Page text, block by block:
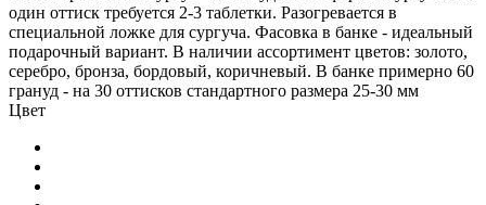
один оттиск требуется 2-3 таблетки. Разогревается в
специальной ложке для сургуча. Фасовка в банке - идеальный
подарочный вариант. В наличии ассортимент цветов: золото,
серебро, бронза, бордовый, коричневый. В банке примерно 60
грануд - на 30 оттисков стандартного размера 25-30 мм
Цвет